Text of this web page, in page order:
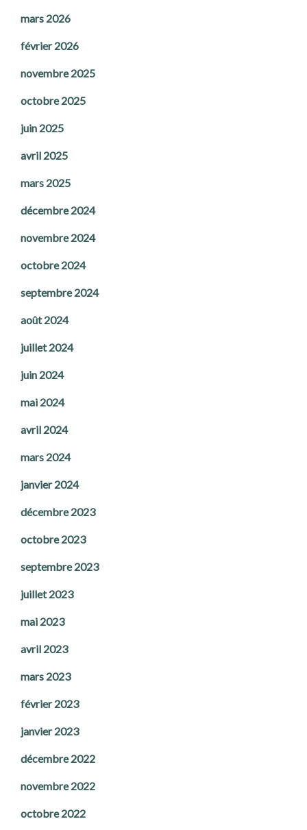
mars 2026
février 2026
novembre 2025
octobre 2025
juin 2025
avril 2025
mars 2025
décembre 2024
novembre 2024
octobre 2024
septembre 2024
août 2024
juillet 2024
juin 2024
mai 2024
avril 2024
mars 2024
janvier 2024
décembre 2023
octobre 2023
septembre 2023
juillet 2023
mai 2023
avril 2023
mars 2023
février 2023
janvier 2023
décembre 2022
novembre 2022
octobre 2022